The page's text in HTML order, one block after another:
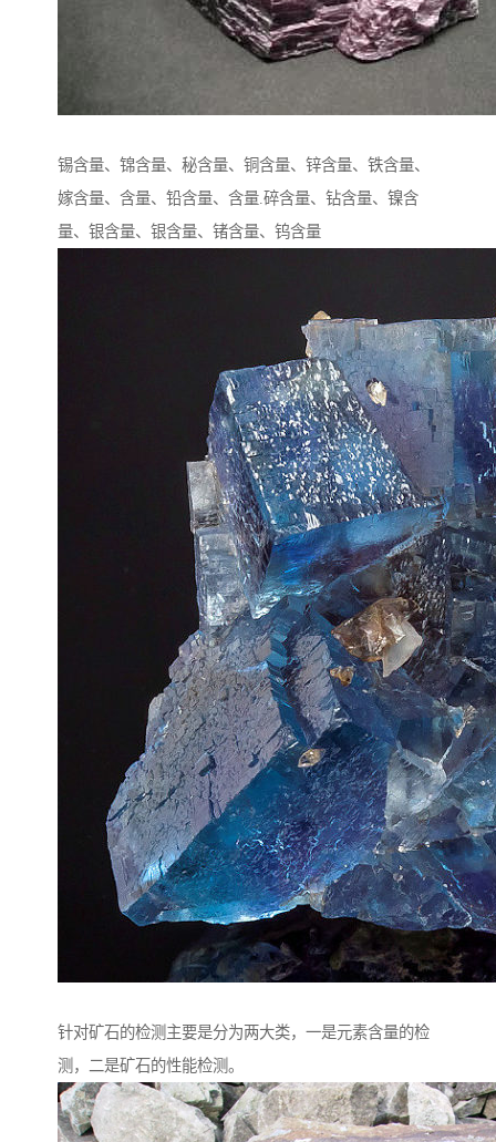
锡含量、锦含量、秘含量、铜含量、锌含量、铁含量、
嫁含量、含量、铅含量、含量.碎含量、钻含量、镍含
量、银含量、银含量、锗含量、钨含量
针对矿石的检测主要是分为两大类，一是元素含量的检
测，二是矿石的性能检测。